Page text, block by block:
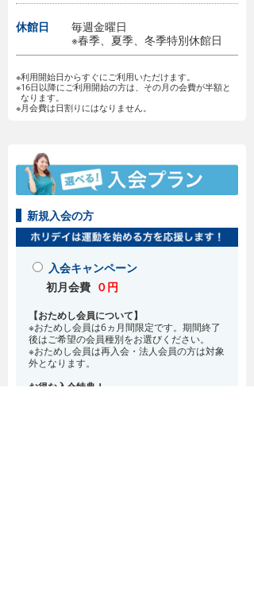
休館日
毎週金曜日
※春季、夏季、冬季特別休館日
※利用開始日からすぐにご利用いただけます。
※16日以降にご利用開始の方は、その月の会費が半額と
なります。
※月会費は日割りにはなりません。
新規入会の方
入会キャンペーン
初月会費 ０円
【おためし会員について】
※おためし会員は6ヵ月間限定です。期間終了
後はご希望の会員種別をお選びください。
※おためし会員は再入会・法人会員の方は対象
外となります。
お得な入会特典！